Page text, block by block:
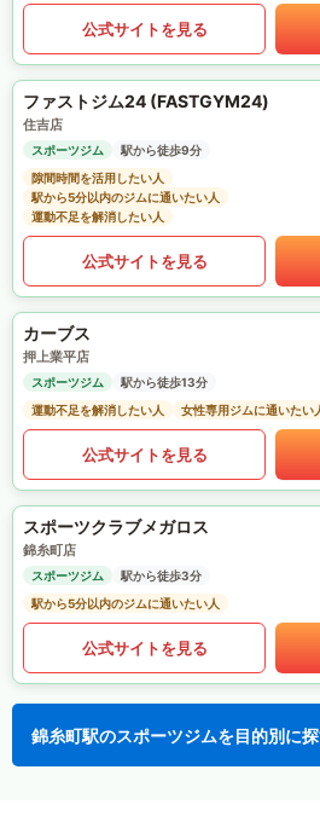
公式サイトを見る
ファストジム24 (FASTGYM24)
住吉店
スポーツジム
駅から徒歩9分
隙間時間を活用したい人
駅から5分以内のジムに通いたい人
運動不足を解消したい人
公式サイトを見る
カーブス
押上業平店
スポーツジム
駅から徒歩13分
運動不足を解消したい人
女性専用ジムに通いたい
公式サイトを見る
スポーツクラブメガロス
錦糸町店
スポーツジム
駅から徒歩3分
駅から5分以内のジムに通いたい人
公式サイトを見る
錦糸町駅のスポーツジムを目的別に